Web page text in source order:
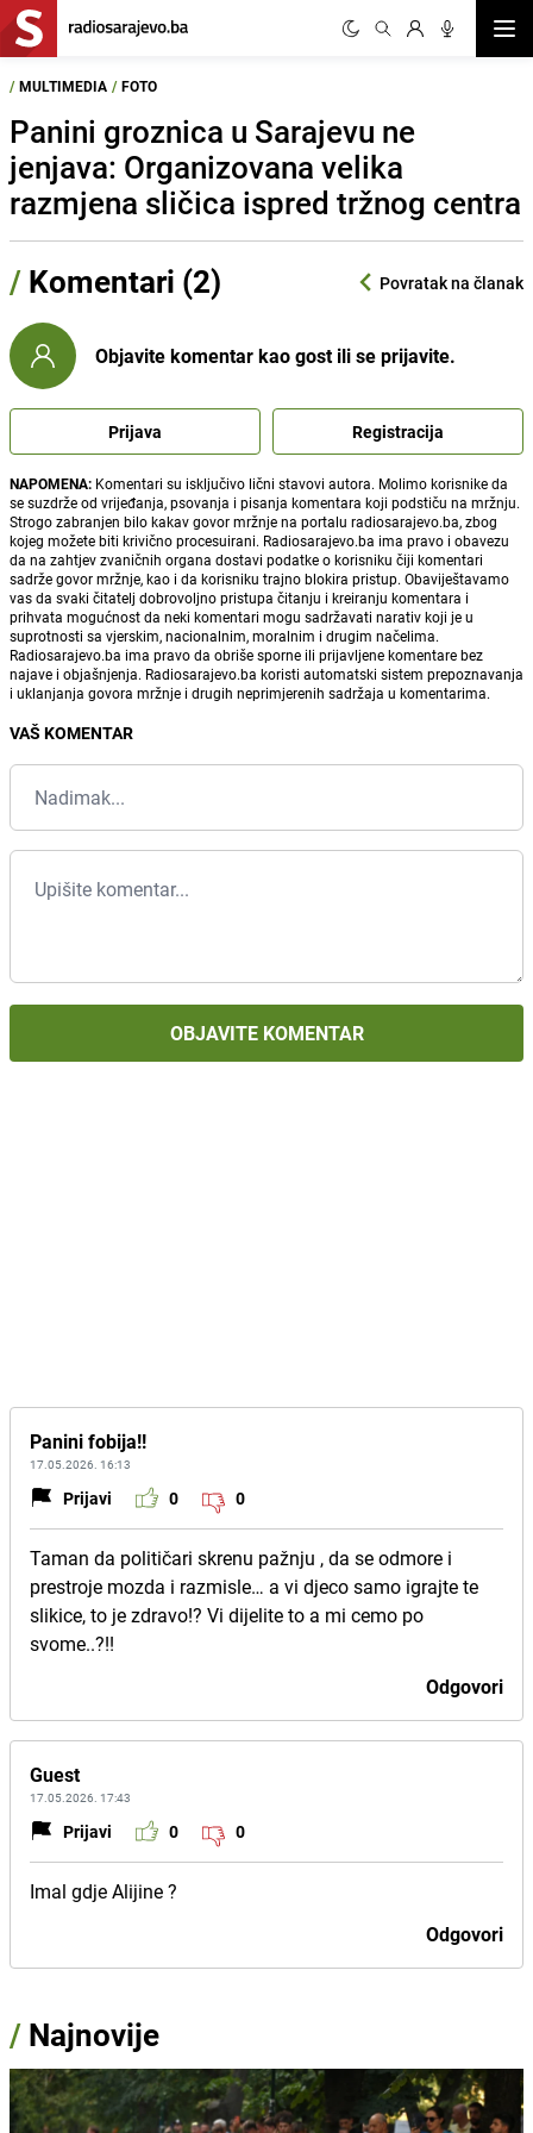
/ MULTIMEDIA / FOTO
Panini groznica u Sarajevu ne
jenjava: Organizovana velika
razmjena sličica ispred tržnog centra
/ Komentari (2) Povratak na članak
Objavite komentar kao gost ili se prijavite.
Prijava Registracija
NAPOMENA: Komentari su isključivo lični stavovi autora. Molimo korisnike da
se suzdrže od vrijeđanja, psovanja i pisanja komentara koji podstiču na mržnju.
Strogo zabranjen bilo kakav govor mržnje na portalu radiosarajevo.ba, zbog
kojeg možete biti krivično procesuirani. Radiosarajevo.ba ima pravo i obavezu
da na zahtjev zvaničnih organa dostavi podatke o korisniku čiji komentari
sadrže govor mržnje, kao i da korisniku trajno blokira pristup. Obaviještavamo
vas da svaki čitatelj dobrovoljno pristupa čitanju i kreiranju komentara i
prihvata mogućnost da neki komentari mogu sadržavati narativ koji je u
suprotnosti sa vjerskim, nacionalnim, moralnim i drugim načelima.
Radiosarajevo.ba ima pravo da obriše sporne ili prijavljene komentare bez
najave i objašnjenja. Radiosarajevo.ba koristi automatski sistem prepoznavanja
i uklanjanja govora mržnje i drugih neprimjerenih sadržaja u komentarima.
VAŠ KOMENTAR
OBJAVITE KOMENTAR
Panini fobija!!
17.05.2026. 16:13
Prijavi 0 0
Taman da političari skrenu pažnju , da se odmore i
prestroje mozda i razmisle… a vi djeco samo igrajte te
slikice, to je zdravo!? Vi dijelite to a mi cemo po
svome..?!!
Odgovori
Guest
17.05.2026. 17:43
Prijavi 0 0
Imal gdje Alijine ?
Odgovori
/ Najnovije